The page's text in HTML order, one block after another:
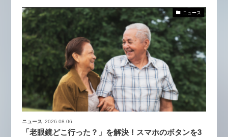
ニュース
ニュース 2026.08.06
「老眼鏡どこ行った？」を解決！スマホのボタンを3